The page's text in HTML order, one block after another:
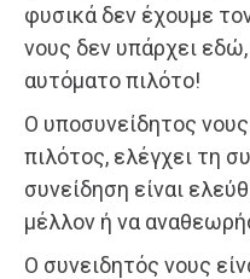
φυσικά δεν έχουμε
νους δεν υπάρχει
αυτόματο πιλότο!
Ο υποσυνείδητος
πιλότος, ελέγχει τη
συνείδηση είναι
μέλλον ή να
Ο συνειδητός νους